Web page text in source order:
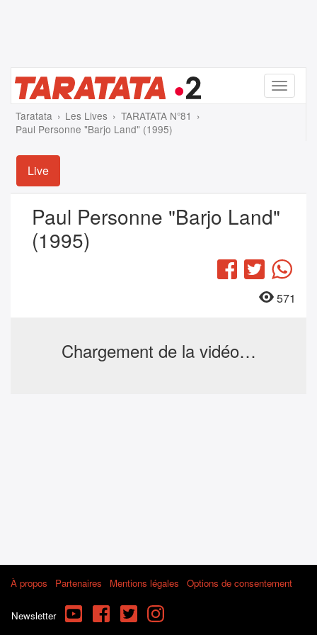
Menu
Taratata Les Lives
TARATATA N°81
Paul Personne "Barjo Land" (1995)
Live
Paul Personne "Barjo Land"
(1995)
Facebook
Twitter
571
Chargement de la vidéo…
À propos Partenaires Mentions légales Options de consentement
Newsletter YouTube FacebookTwitterInstagram